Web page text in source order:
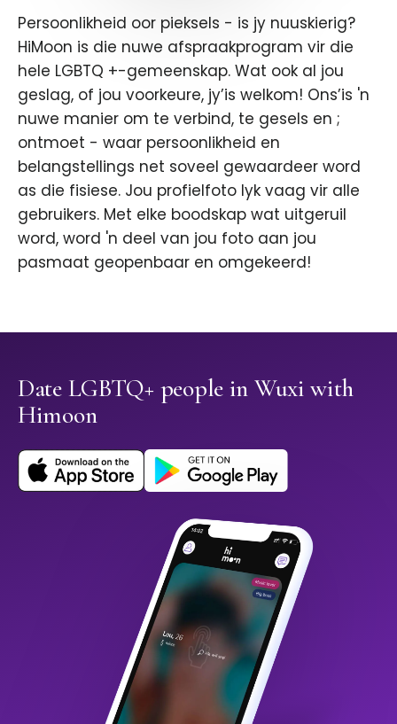
Persoonlikheid oor pieksels - is jy nuuskierig?
HiMoon is die nuwe afspraakprogram vir die
hele LGBTQ +-gemeenskap. Wat ook al jou
geslag, of jou voorkeure, jy’is welkom! Ons’is 'n
nuwe manier om te verbind, te gesels en ;
ontmoet - waar persoonlikheid en
belangstellings net soveel gewaardeer word
as die fisiese. Jou profielfoto lyk vaag vir alle
gebruikers. Met elke boodskap wat uitgeruil
word, word 'n deel van jou foto aan jou
pasmaat geopenbaar en omgekeerd!
Date LGBTQ+ people in Wuxi with
Himoon